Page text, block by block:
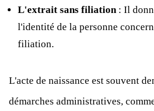
L'extrait sans filiation: Il
l'identité de la personne
filiation.
L'acte de naissance est souvent
démarches administratives,